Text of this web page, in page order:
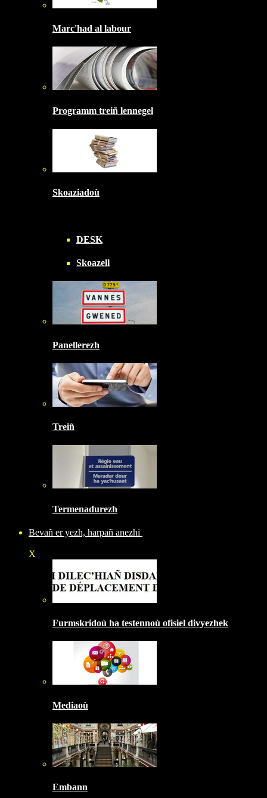
Marc'had al labour
Programm treiñ lennegel
Skoaziadoù
DESK
Skoazell
Panellerezh
Treiñ
Termenadurezh
Bevañ er yezh, harpañ anezhi
X
Furmskridoù ha testennoù ofisiel divyezhek
Mediaoù
Embann